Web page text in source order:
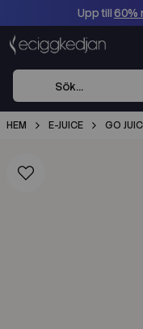
Upp till60%
HEM E-JUICE GO